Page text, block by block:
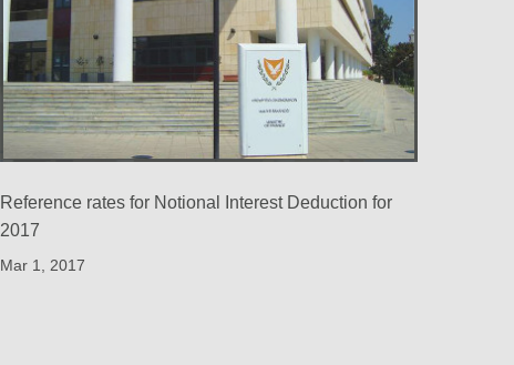
Reference rates for Notional Interest Deduction for
2017
Mar 1, 2017